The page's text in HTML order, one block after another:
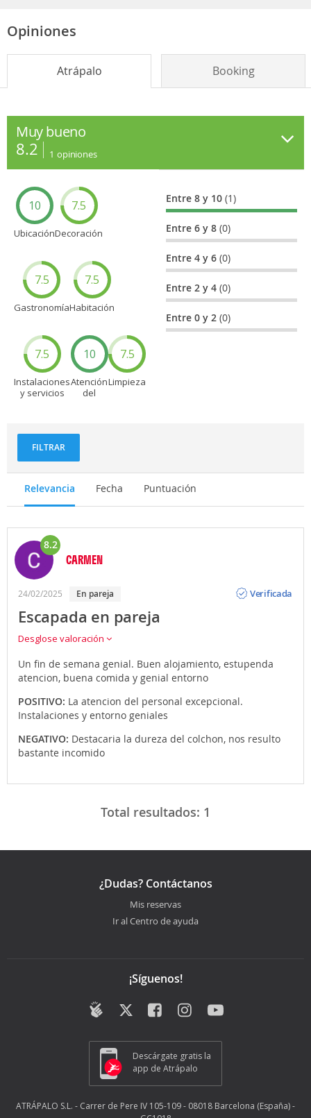
Opiniones
Atrápalo Booking
Muy bueno
8.2 1 opiniones
10
Ubicación
7.5
Decoración
7.5
Gastronomía
7.5
Habitación
7.5
Instalaciones
y servicios
10
Atención
del
7.5
Limpieza
Entre 8 y 10(1)
Entre 6 y 8(0)
Entre 4 y 6(0)
Entre 2 y 4(0)
Entre 0 y 2(0)
FILTRAR
Relevancia Fecha Puntuación
8.2
CARMEN
24/02/2025 en pareja
Verificada
Escapada en pareja
Desglose valoración
Un fin de semana genial. Buen alojamiento, estupenda
atencion, buena comida y genial entorno
POSITIVO: La atencion del personal excepcional.
Instalaciones y entorno geniales
NEGATIVO: Destacaria la dureza del colchon, nos resulto
bastante incomido
Total resultados: 1
¿Dudas? Contáctanos
Mis reservas
Ir al Centro de ayuda
¡Síguenos!
Descárgate gratis la
app de Atrápalo
ATRÁPALO S.L. - Carrer de Pere IV 105-109 - 08018 Barcelona (España) -